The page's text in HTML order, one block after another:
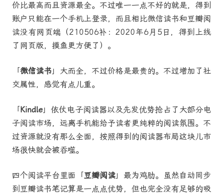
价比最高而且资源最全。不过唯一一点不好的就是，得到
账户只能在一个手机上登录，而且相比微信读书和豆瓣阅
读没有网页端（210506补：2020年6月5日，得到上线
了网页版，摸鱼更方便了）。
「微信读书 」大而全，不过价格是最贵的。不过增加了社
交属性，感觉有点儿重。
「Kindle」依仗电子阅读器以及先发优势抢占了大部分电
子阅读市场，远离手机能给予读者更纯粹的阅读氛围。不
过资源就没有那么全面，按照得到的阅读器布局这块儿市
场很快就会被吞噬。
四个阅读平台里面「豆瓣阅读」最为鸡肋。虽然自动同步
到豆瓣读书笔记算是一点点优势，但也完全没有足够的吸